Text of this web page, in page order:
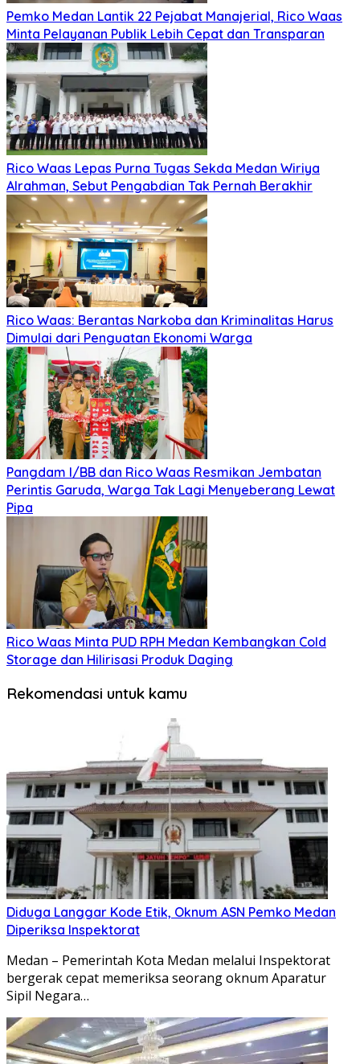
Pemko Medan Lantik 22 Pejabat Manajerial, Rico Waas
Minta Pelayanan Publik Lebih Cepat dan Transparan
Rico Waas Lepas Purna Tugas Sekda Medan Wiriya
Alrahman, Sebut Pengabdian Tak Pernah Berakhir
Rico Waas: Berantas Narkoba dan Kriminalitas Harus
Dimulai dari Penguatan Ekonomi Warga
Pangdam I/BB dan Rico Waas Resmikan Jembatan
Perintis Garuda, Warga Tak Lagi Menyeberang Lewat
Pipa
Rico Waas Minta PUD RPH Medan Kembangkan Cold
Storage dan Hilirisasi Produk Daging
Rekomendasi untuk kamu
Diduga Langgar Kode Etik, Oknum ASN Pemko Medan
Diperiksa Inspektorat
Medan – Pemerintah Kota Medan melalui Inspektorat
bergerak cepat memeriksa seorang oknum Aparatur
Sipil Negara…